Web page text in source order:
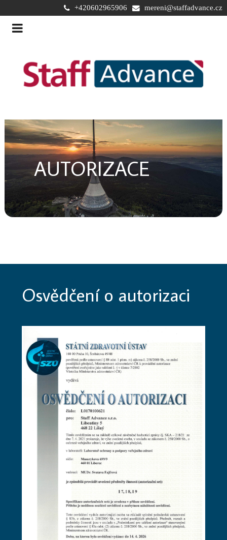
+420602965906 mereni@staffadvance.cz
AUTORIZACE
Osvědčení o autorizaci